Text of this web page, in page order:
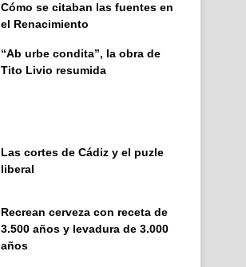
Cómo se citaban las fuentes en
el Renacimiento
“Ab urbe condita”, la obra de
Tito Livio resumida
Las cortes de Cádiz y el puzle
liberal
Recrean cerveza con receta de
3.500 años y levadura de 3.000
años